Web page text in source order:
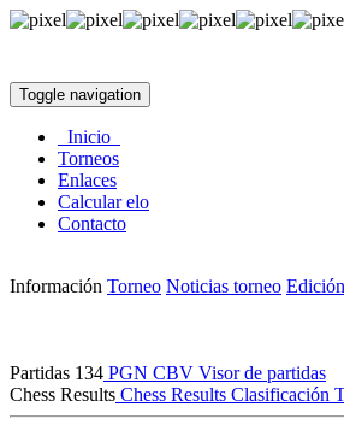
Toggle navigation
Inicio
Torneos
Enlaces
Calcular elo
Contacto
Información Torneo Noticias torneo
Partidas 134 PGN CBV Visor de partidas
Chess Results Chess Results Clasificación